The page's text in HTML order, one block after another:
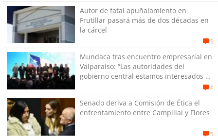
Autor de fatal apuñalamiento en
Frutillar pasará más de dos décadas en
la cárcel
1
Mundaca tras encuentro empresarial en
Valparaíso: “Las autoridades del
gobierno central estamos interesados en
1
Senado deriva a Comisión de Ética el
enfrentamiento entre Campillai y Flores
1